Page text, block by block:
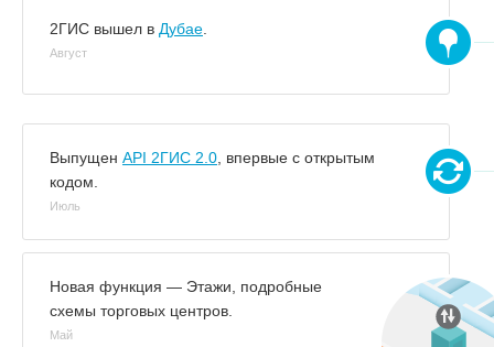
2ГИС вышел в Дубае
Август
Выпущен API 2ГИС 2.0 , впервые с открытым
кодом.
Июль
Новая функция — Этажи, подробные
схемы торговых центров.
Май